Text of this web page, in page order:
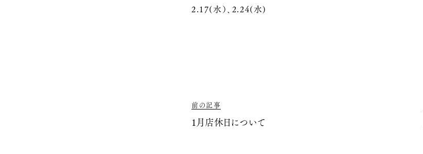
2.17(水）、2.24(水)
前の記事
1月店休日について